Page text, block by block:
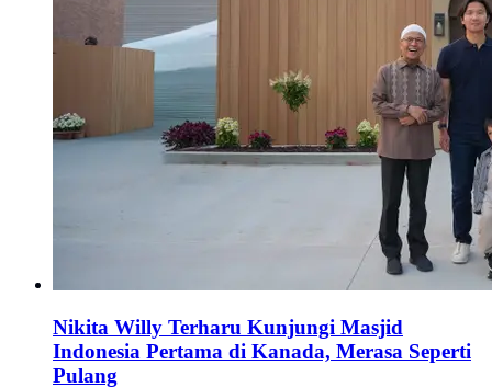
Nikita Willy Terharu Kunjungi Masjid
Indonesia Pertama di Kanada, Merasa Seperti
Pulang